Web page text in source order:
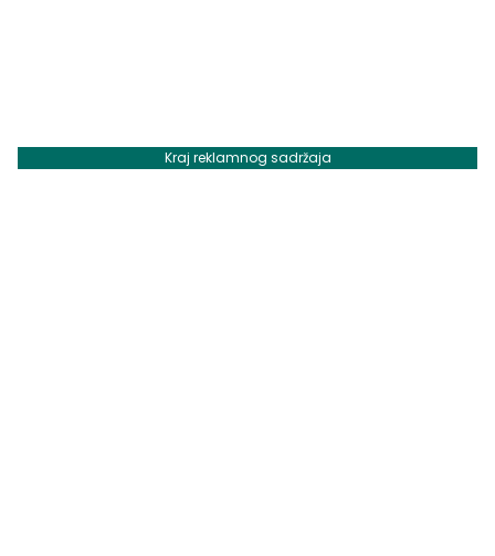
Kraj reklamnog sadržaja